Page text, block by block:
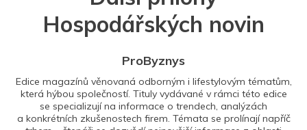
Hospodářských novin
ProByznys
Edice magazínů věnovaná odborným i lifestylovým tématům,
která hýbou společností. Tituly vydávané v rámci této edice
se specializují na informace o trendech, analýzách
a konkrétních zkušenostech firem. Témata se prolínají napříč